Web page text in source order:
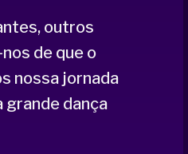
outros
de que o
nossa jornada
dança